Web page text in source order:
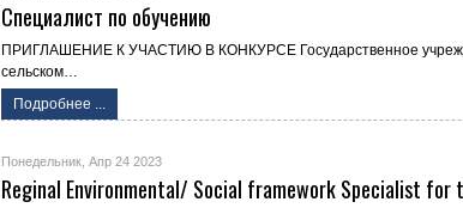
Специалист по обучению
ПРИГЛАШЕНИЕ К УЧАСТИЮ В КОНКУРСЕ Государственное
сельском…
Подробнее ...
Понедельник, Апр 24 2023
Reginal Environmental/ Social framework Specialist for